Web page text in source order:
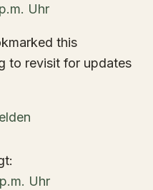
Uhr
this
to revisit for updates
Uhr